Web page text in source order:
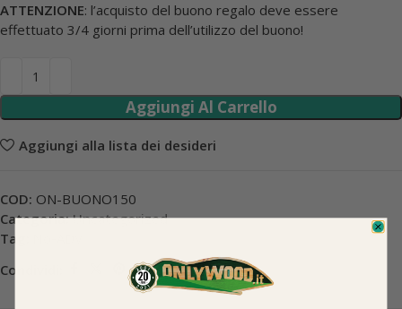
ATTENZIONE: l’acquisto del buono regalo deve essere
effettuato 3/4 giorni prima dell’utilizzo del buono!
Aggiungi Al Carrello
Aggiungi alla lista dei desideri
COD: ON-BUONO150
Categoria: Uncategorized
Tag:
Condividi: